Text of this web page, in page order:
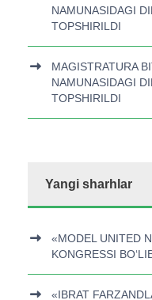
NAMUNASIDAGI
TOPSHIRILDI
MAGISTRATURA
NAMUNASIDAGI
TOPSHIRILDI
Yangi sharhlar
«MODEL UNITED
KONGRESSI
«IBRAT